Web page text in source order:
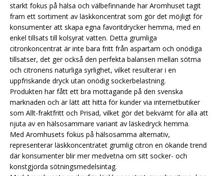
starkt fokus på hälsa och välbefinnande har Aromhuset tagit
fram ett sortiment av läskkoncentrat som gör det möjligt för
konsumenter att skapa egna favoritdrycker hemma, med en
enkel tillsats till kolsyrat vatten. Detta grumliga
citronkoncentrat är inte bara fritt från aspartam och onödiga
tillsatser, det ger också den perfekta balansen mellan sötma
och citronens naturliga syrlighet, vilket resulterar i en
uppfriskande dryck utan onödig sockerbelastning.
Produkten har fått ett bra mottagande på den svenska
marknaden och är lätt att hitta för kunder via internetbutiker
som Allt-fraktfritt och Prisad, vilket gör det bekvämt för alla att
njuta av en hälsosammare variant av läskedryck hemma.
Med Aromhusets fokus på hälsosamma alternativ,
representerar läskkoncentratet grumlig citron en ökande trend
där konsumenter blir mer medvetna om sitt socker- och
konstgjorda sötningsmedelsintag.